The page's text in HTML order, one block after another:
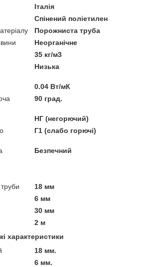
Італія
Спінений поліетилен
Порожниста труба
Неорганічне
35 кг/м3
Низька
0.04 Вт/мК
90 град.
НГ (негорючий)
Г1 (слабо горючі)
Безпечний
18 мм
6 мм
30 мм
2 м
характеристики
18 мм.
6 мм.